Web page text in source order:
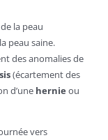
la peau
peau saine.
des anomalies de
(écartement des
d’une hernie ou
vers